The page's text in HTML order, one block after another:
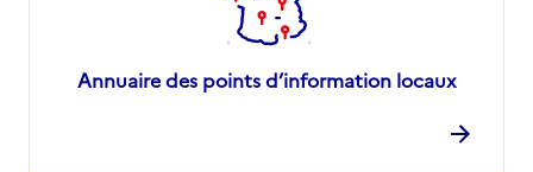
Annuaire des points d’information locaux